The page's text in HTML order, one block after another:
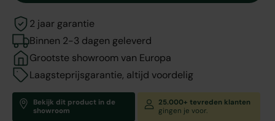
2 jaar garantie
Binnen 2-3 dagen geleverd
Grootste showroom van Europa
Laagsteprijsgarantie, altijd voordelig
Bekijk dit product in de
showroom
25.000+ tevreden klanten
gingen je voor.